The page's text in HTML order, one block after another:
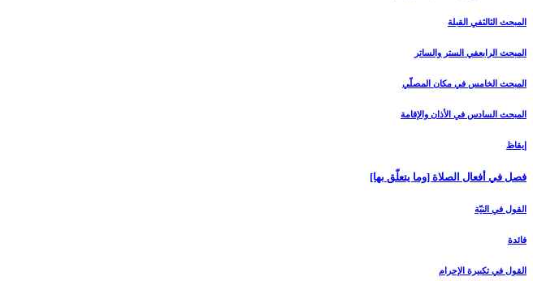
المبحث الثالث‏في القبلة
المبحث الرابع‏في الستر والساتر
المبحث الخامس ‏في مكان المصلّي‏
المبحث السادس‏ في الأذان والإقامة
إيقاظ
فصل في أفعال الصلاة [وما يتعلّق بها]
القول في النيّة
فائدة
القول في تكبيرة الإحرام‏